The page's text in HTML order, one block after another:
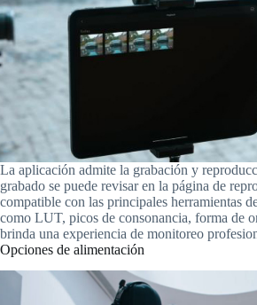
La aplicación admite la grabación y
grabado se puede revisar en la página de
compatible con las principales herramientas
como LUT, picos de consonancia, forma de
brinda una experiencia de monitoreo
Opciones de alimentación